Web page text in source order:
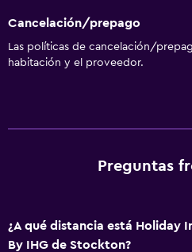
Servicio de habitaciones
Recepción 24 horas
Unidad accesible para personas
Cancelación/prepago
Las políticas de cancelación/
habitación y el proveedor.
Preguntas
¿A qué distancia está Holiday
By IHG de Stockton?